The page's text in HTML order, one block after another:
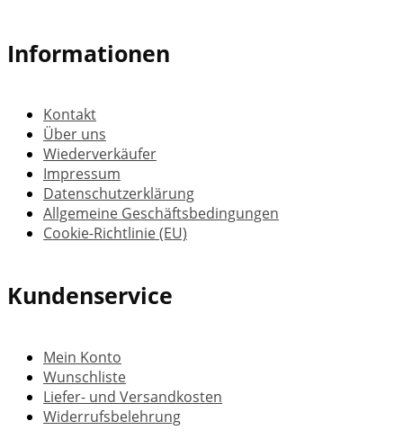
Informationen
Kontakt
Über uns
Wiederverkäufer
Impressum
Datenschutzerklärung
Allgemeine Geschäftsbedingungen
Cookie-Richtlinie (EU)
Kundenservice
Mein Konto
Wunschliste
Liefer- und Versandkosten
Widerrufsbelehrung